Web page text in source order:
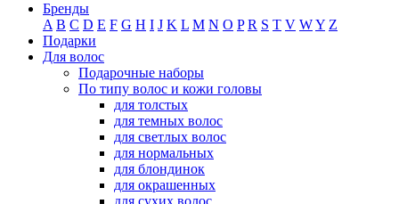
Бренды
A B C D E F G H I J K L M N O P R S T V WY Z
Подарки
Для волос
Подарочные наборы
По типу волос и кожи головы
для толстых
для темных волос
для светлых волос
для нормальных
для блондинок
для окрашенных
для сухих волос